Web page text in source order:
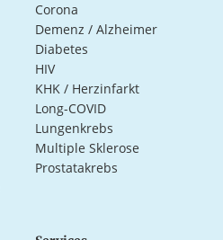
Corona
Demenz / Alzheimer
Diabetes
HIV
KHK / Herzinfarkt
Long-COVID
Lungenkrebs
Multiple Sklerose
Prostatakrebs